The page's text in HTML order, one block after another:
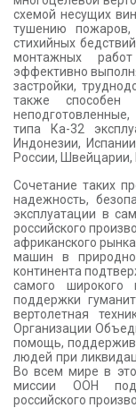
схемой несущих
тушению пожаров,
стихийных
монтажных
эффективно
застройки,
также
типа Ка-32
Индонезии,
России,
Сочетание таких
надежность,
эксплуатации в
российского
африканского
машин в природно-
континента
самого
поддержки
вертолетная
Организации
помощь,
людей при
Во всем мире в
миссии ООН
российского